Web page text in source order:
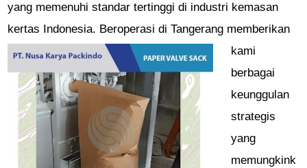
yang memenuhi standar tertinggi di industri kemasan
kertas Indonesia. Beroperasi di Tangerang memberikan
kami
berbagai
keunggulan
strategis
yang
memungkink